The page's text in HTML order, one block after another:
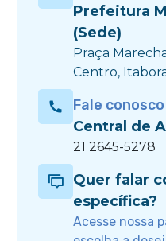
Prefeitura
(Sede)
Praça
Centro,
Fale conosco
Central de
21 2645-5278
Quer falar
específica?
Acesse nossa